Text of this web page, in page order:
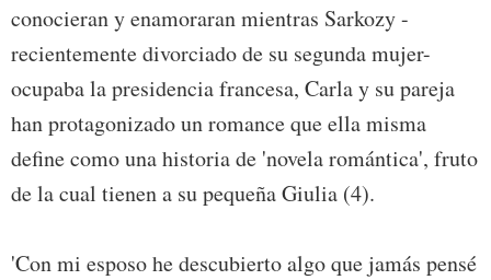
conocieran y enamoraran mientras Sarkozy -
recientemente divorciado de su segunda mujer-
ocupaba la presidencia francesa, Carla y su pareja
han protagonizado un romance que ella misma
define como una historia de 'novela romántica', fruto
de la cual tienen a su pequeña Giulia (4).
'Con mi esposo he descubierto algo que jamás pensé